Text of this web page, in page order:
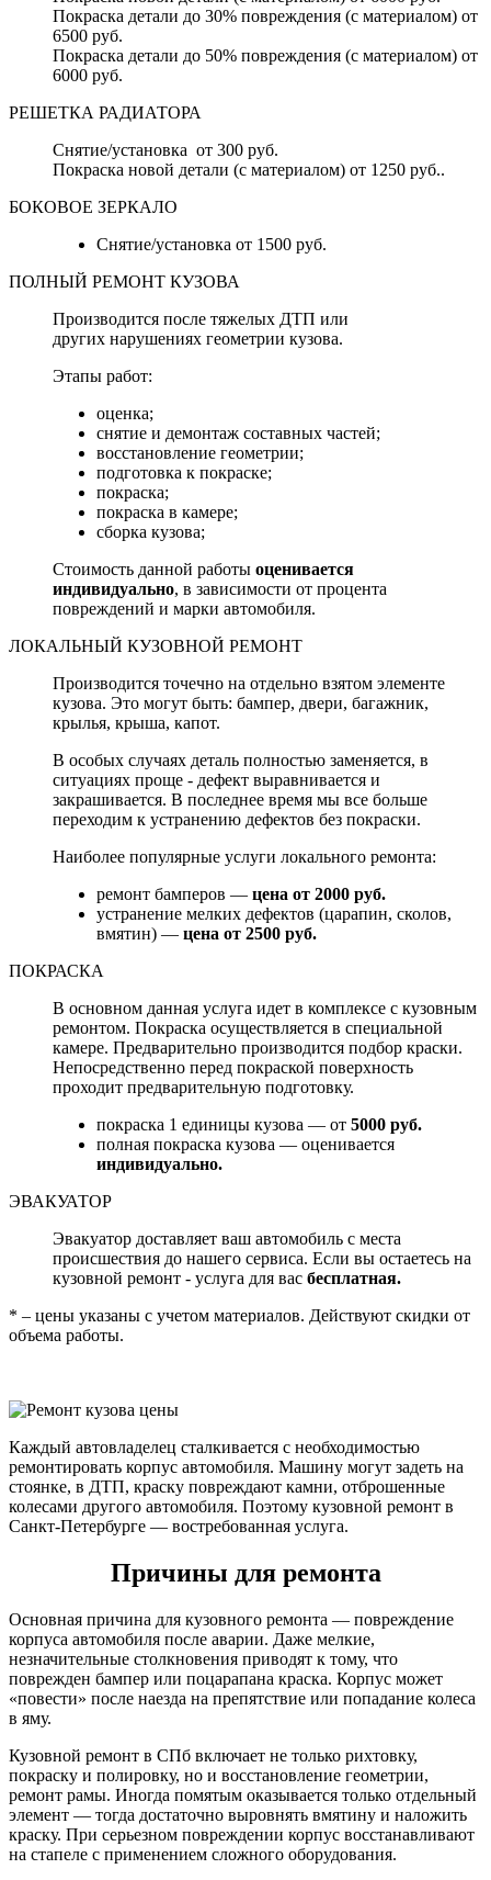
Покраска детали до 30% повреждения (с материалом) от
6500 руб.
Покраска детали до 50% повреждения (с материалом) от
6000 руб.
РЕШЕТКА РАДИАТОРА
Снятие/установка от 300 руб.
Покраска новой детали (с материалом) от 1250 руб..
БОКОВОЕ ЗЕРКАЛО
Снятие/установка от 1500 руб.
ПОЛНЫЙ РЕМОНТ КУЗОВА
Производится после тяжелых ДТП или
других нарушениях геометрии кузова.
Этапы работ:
оценка;
снятие и демонтаж составных частей;
восстановление геометрии;
подготовка к покраске;
покраска;
покраска в камере;
сборка кузова;
Стоимость данной работы оценивается
индивидуально, в зависимости от процента
повреждений и марки автомобиля.
ЛОКАЛЬНЫЙ КУЗОВНОЙ РЕМОНТ
Производится точечно на отдельно взятом элементе
кузова. Это могут быть: бампер, двери, багажник,
крылья, крыша, капот.
В особых случаях деталь полностью заменяется, в
ситуациях проще - дефект выравнивается и
закрашивается. В последнее время мы все больше
переходим к устранению дефектов без покраски.
Наиболее популярные услуги локального ремонта:
ремонт бамперов — цена от 2000 руб.
устранение мелких дефектов (царапин, сколов,
вмятин) — цена от 2500 руб.
ПОКРАСКА
В основном данная услуга идет в комплексе с кузовным
ремонтом. Покраска осуществляется в специальной
камере. Предварительно производится подбор краски.
Непосредственно перед покраской поверхность
проходит предварительную подготовку.
покраска 1 единицы кузова — от 5000 руб.
полная покраска кузова — оценивается
индивидуально.
ЭВАКУАТОР
Эвакуатор доставляет ваш автомобиль с места
происшествия до нашего сервиса. Если вы остаетесь на
кузовной ремонт - услуга для вас бесплатная.
* – цены указаны с учетом материалов. Действуют скидки от
объема работы.
Каждый автовладелец сталкивается с необходимостью
ремонтировать корпус автомобиля. Машину могут задеть на
стоянке, в ДТП, краску повреждают камни, отброшенные
колесами другого автомобиля. Поэтому кузовной ремонт в
Санкт-Петербурге — востребованная услуга.
Причины для ремонта
Основная причина для кузовного ремонта — повреждение
корпуса автомобиля после аварии. Даже мелкие,
незначительные столкновения приводят к тому, что
поврежден бампер или поцарапана краска. Корпус может
«повести» после наезда на препятствие или попадание колеса
в яму.
Кузовной ремонт в СПб включает не только рихтовку,
покраску и полировку, но и восстановление геометрии,
ремонт рамы. Иногда помятым оказывается только отдельный
элемент — тогда достаточно выровнять вмятину и наложить
краску. При серьезном повреждении корпус восстанавливают
на стапеле с применением сложного оборудования.